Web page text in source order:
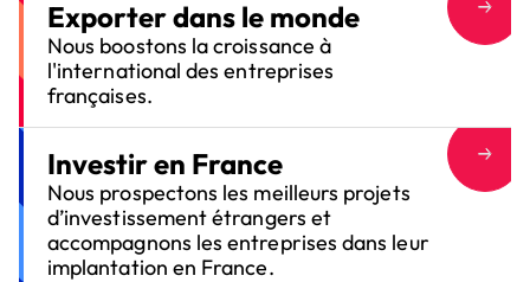
Exporter dans le monde
Nous boostons la croissance à
l'international des entreprises
françaises.
Investir en France
Nous prospectons les meilleurs projets
d’investissement étrangers et
accompagnons les entreprises dans leur
implantation en France.